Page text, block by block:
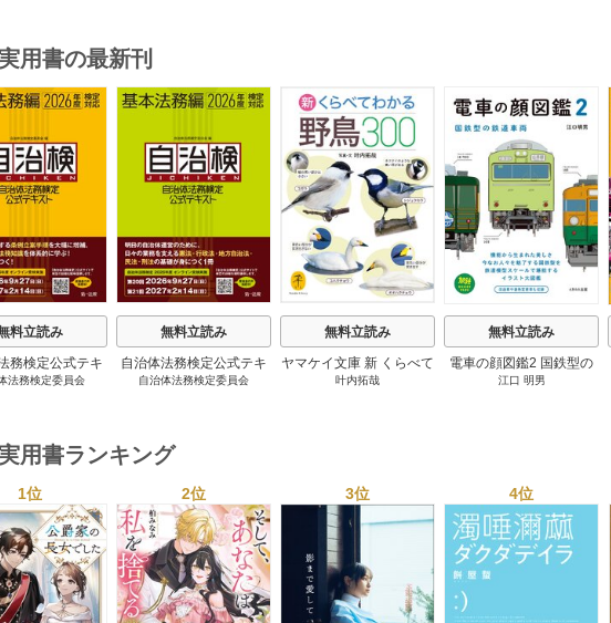
用書の最新刊
料立読み
務検定公式テキ
策法務編 ２０
法務検定委員会
無料立読み
自治体法務検定公式テキ
スト 基本法務編 ２０
自治体法務検定委員会
無料立読み
ヤマケイ文庫 新 くらべて
わかる野鳥300 1巻
叶内拓哉
無料立読み
電車の顔図鑑2 国鉄型の
鉄道車両 1巻
江口 明男
用書ランキング
1位 2位 3位 4位